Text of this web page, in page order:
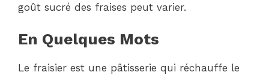
goût sucré des fraises peut varier.
En Quelques Mots
Le fraisier est une pâtisserie qui réchauffe le